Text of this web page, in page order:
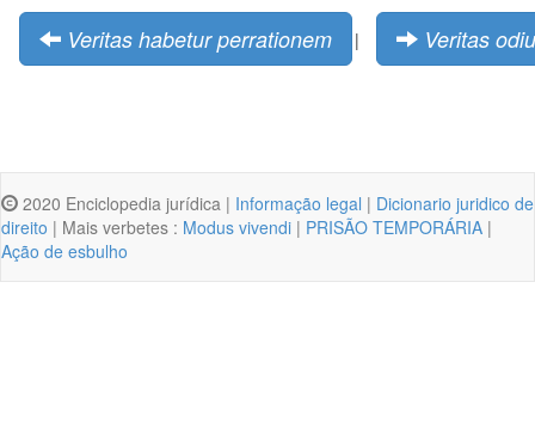
Veritas habetur perrationem | Veritas
2020 Enciclopedia jurídica | Informação legal | Dicionario juridico de
direito | Mais verbetes : Modus vivendi | PRISÃO TEMPORÁRIA |
Ação de esbulho